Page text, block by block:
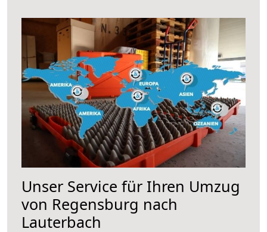
Unser Service für Ihren Umzug
von Regensburg nach
Lauterbach